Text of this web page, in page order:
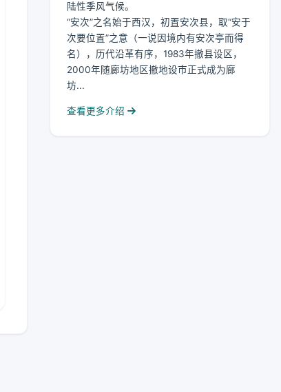
陆性季风气候。
“安次”之名始于西汉，初置安次县，取“安于
次要位置”之意（一说因境内有安次亭而得
名），历代沿革有序，1983年撤县设区，
2000年随廊坊地区撤地设市正式成为廊
坊...
查看更多介绍